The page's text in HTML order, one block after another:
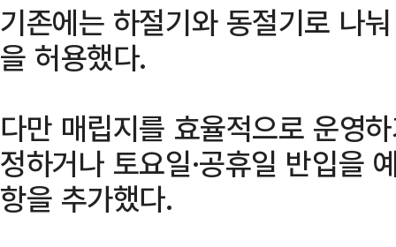
기존에는 하절기와 동절기로 나
을 허용했다.
다만 매립지를 효율적으로 운영
정하거나 토요일·공휴일 반입을
항을 추가했다.